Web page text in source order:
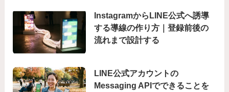
InstagramからLINE公式へ誘導
する導線の作り方｜登録前後の
流れまで設計する
LINE公式アカウントの
Messaging APIでできることを